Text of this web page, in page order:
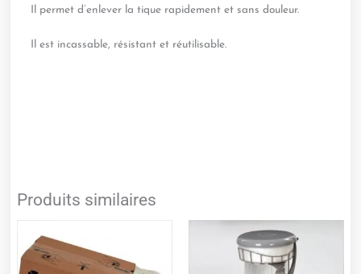
Il permet d’enlever la tique rapidement et sans douleur.
Il est incassable, résistant et réutilisable.
Produits similaires
a